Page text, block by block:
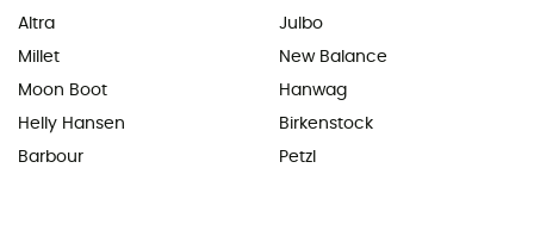
Altra
Millet
Moon Boot
Helly Hansen
Barbour
Julbo
New Balance
Hanwag
Birkenstock
Petzl